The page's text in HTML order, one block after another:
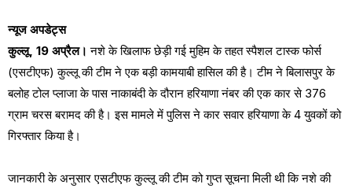
न्यूज अपडेट्स
कुल्लू, 19 अप्रैल।नशे के खिलाफ छेड़ी गई मुहिम के तहत स्पैशल टास्क फोर्स
(एसटीएफ) कुल्लू की टीम ने एक बड़ी कामयाबी हासिल की है। टीम ने बिलासपुर के
बलोह टोल प्लाजा के पास नाकाबंदी के दौरान हरियाणा नंबर की एक कार से 376
ग्राम चरस बरामद की है। इस मामले में पुलिस ने कार सवार हरियाणा के 4 युवकों को
गिरफ्तार किया है।
जानकारी के अनुसार एसटीएफ कुल्लू की टीम को गुप्त सूचना मिली थी कि नशे की